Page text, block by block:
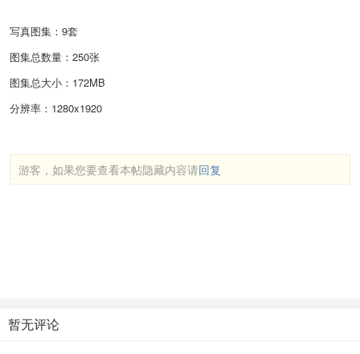
写真图集：9套
图集总数量：250张
图集总大小：172MB
分辨率：1280x1920
游客，如果您要查看本帖隐藏内容请回复
暂无评论